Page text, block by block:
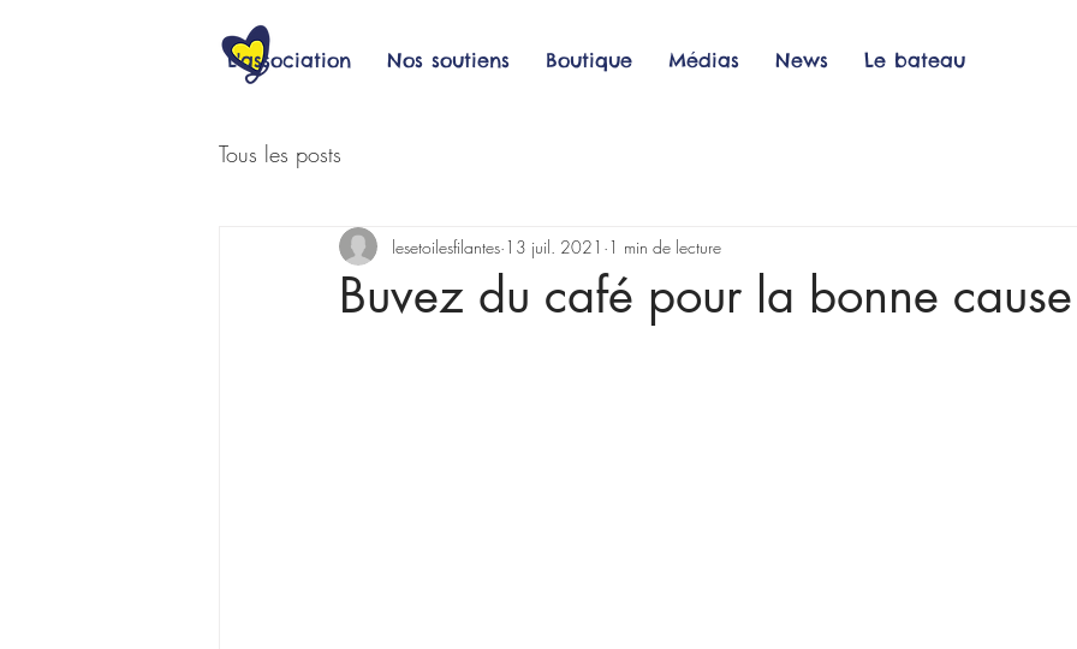
L'association Nos soutiens Boutique Médias News Le bateau
Tous les posts
Buvez du café pour la bonne
lesetoilesfilantes 13 juil. 2021 1 min de lecture